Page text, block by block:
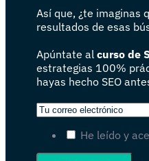
Así que, ¿te imaginas
resultados de esas
Apúntate al curso de
estrategias 100%
hayas hecho SEO
He leído y